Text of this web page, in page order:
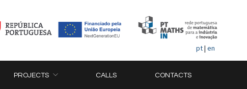
pt| en
PROJECTS CALLS CONTACTS